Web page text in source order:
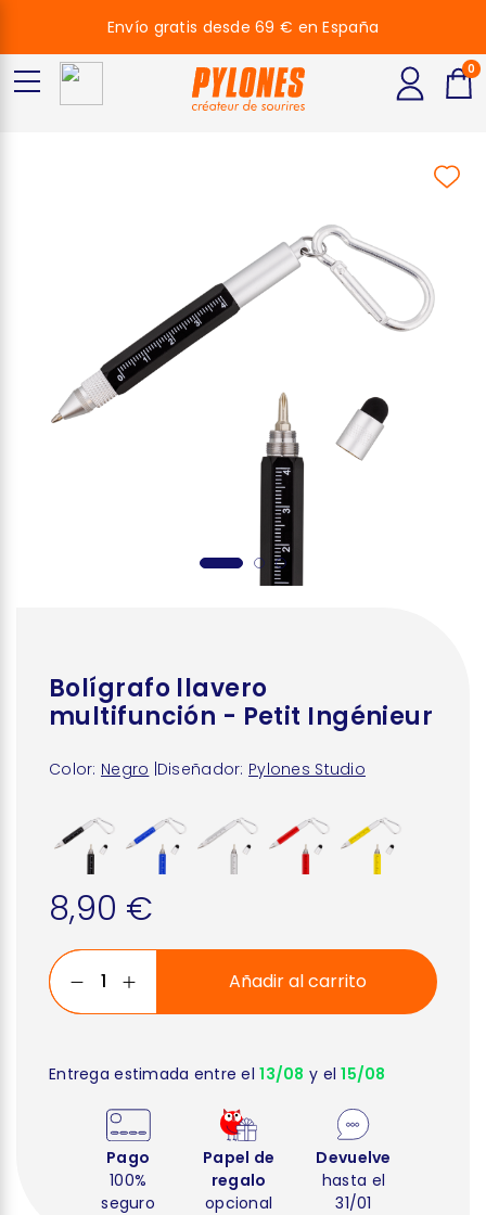
Bolígrafo llavero
multifunción - Petit Ingénieur
Color: Negro Diseñador: Pylones Studio
8,90 €
Añadir al carrito
Entrega estimada entre el13/08 y el15/08
Pago
100%
seguro
Papel de
regalo
opcional
Devuelve
hasta el
31/01
Envío gratis desde 69 € en España
0